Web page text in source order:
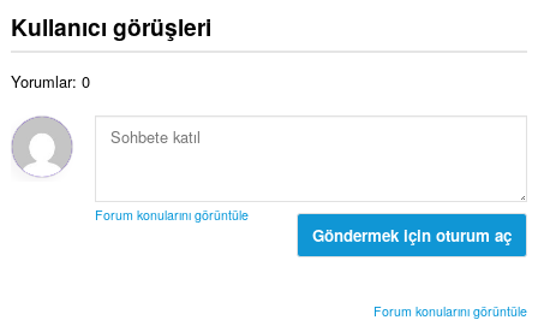
s
ı
y
s
ı
s
l
o
y
y
Kullanıcı görüşleri
Yorumlar: 0
Forum konularını görüntüle
Göndermek için oturum aç
Forum konularını görüntüle